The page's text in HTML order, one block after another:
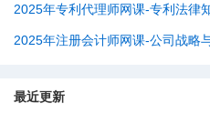
2025年专利代理师网课-专利法律
2025年注册会计师网课-公司战略
最近更新